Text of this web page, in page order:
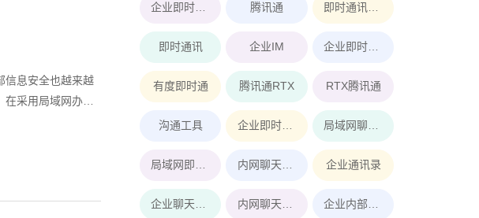
信息安全也越来越
在采用局域网办公
企业即时通讯软件 腾讯通 即时通讯软件
即时通讯 企业IM 企业即时通讯
有度即时通 腾讯通RTX RTX腾讯通
沟通工具 企业即时通讯工具 局域网聊天软件
局域网即时通讯 内网聊天软件 企业通讯录
企业聊天软件 内网聊天工具 企业内部即时通讯软件